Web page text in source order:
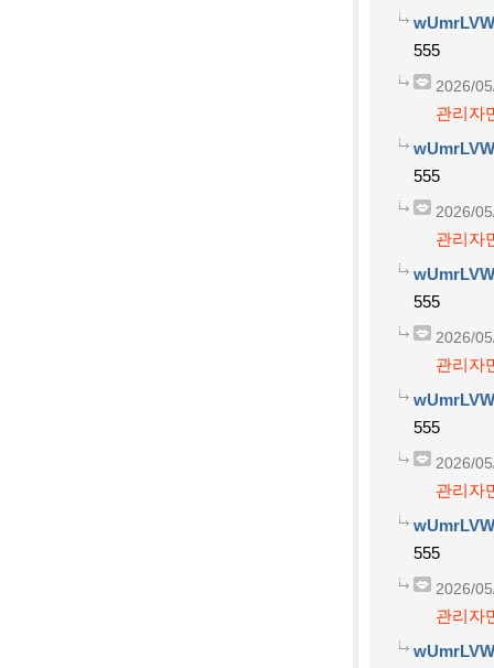
555
2026/
관리자
555
2026/
관리자
555
2026/
관리자
555
2026/
관리자
555
2026/
관리자